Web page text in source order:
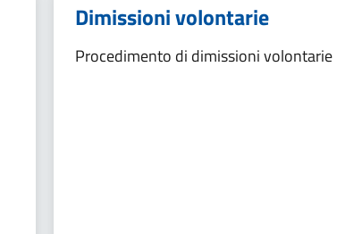
Dimissioni volontarie
Procedimento di dimissioni volontarie